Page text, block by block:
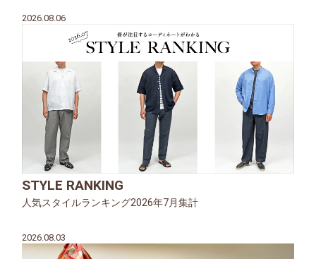
2026.08.06
STYLE RANKING
人気スタイルランキング2026年7月集計
2026.08.03